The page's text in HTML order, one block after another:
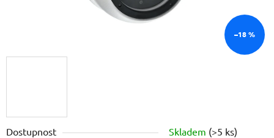
Dostupnost Skladem (>5 ks)
–18 %